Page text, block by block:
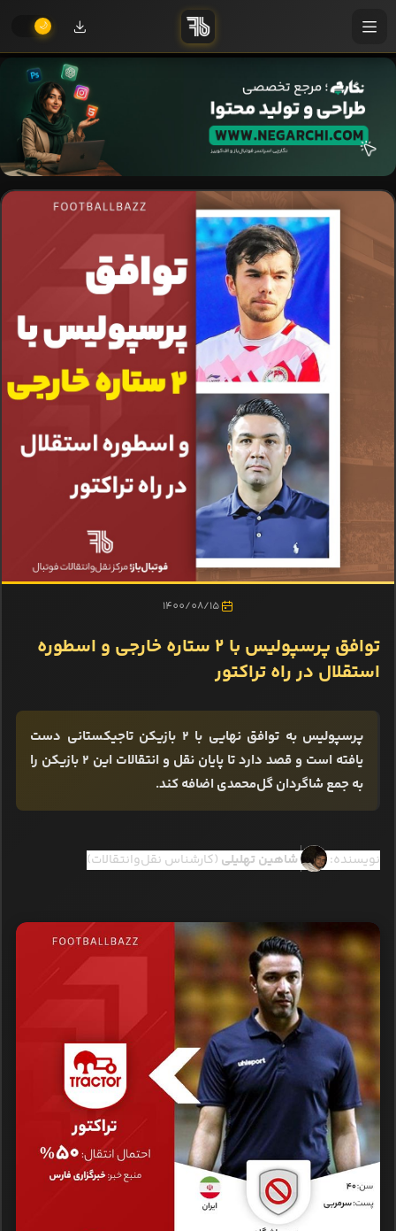
1400/08/15
توافق پرسپولیس با 2 ستاره خارجی و اسطوره
استقلال در راه تراکتور
پرسپولیس به توافق نهایی با 2 بازیکن تاجیکستانی دست
یافته است و قصد دارد تا پایان نقل و انتقالات این 2 بازیکن را
به جمع شاگردان گل‌محمدی اضافه کند.
نویسنده: شاهین تهلیلی (کارشناس نقل‌وانتقالات)